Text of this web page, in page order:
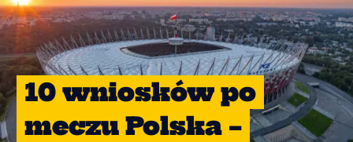
10 wniosków po
meczu Polska –